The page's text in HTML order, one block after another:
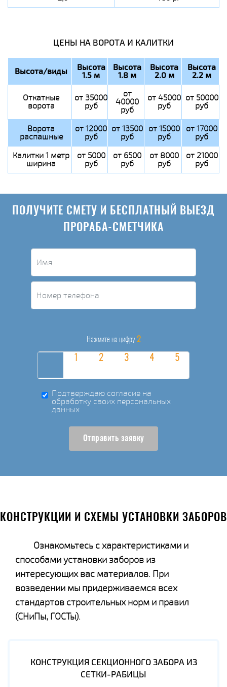
ЦЕНЫ НА ВОРОТА И КАЛИТКИ
Высота/виды Высота
1.5 м
Высота
1.8 м
Высота
2.0 м
Высота
2.2 м
Откатные
ворота
от 35000
руб
от
40000
руб
от 45000
руб
от 50000
руб
Ворота
распашные
от 12000
руб
от 13500
руб
от 15000
руб
от 17000
руб
Калитки 1 метр
ширина
от 5000
руб
от 6500
руб
от 8000
руб
от 21000
руб
ПОЛУЧИТЕ СМЕТУ И БЕСПЛАТНЫЙ ВЫЕЗД
ПРОРАБА-СМЕТЧИКА
Нажмите на цифру 2
Подтверждаю согласие на
обработку своих персональных
данных
Отправить заявку
КОНСТРУКЦИИ И СХЕМЫ УСТАНОВКИ ЗАБОРОВ
Ознакомьтесь с характеристиками и
способами установки заборов из
интересующих вас материалов. При
возведении мы придерживаемся всех
стандартов строительных норм и правил
(СНиПы, ГОСТы).
КОНСТРУКЦИЯ СЕКЦИОННОГО ЗАБОРА ИЗ
СЕТКИ-РАБИЦЫ